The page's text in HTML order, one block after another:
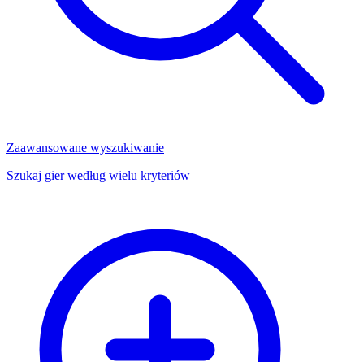
Zaawansowane wyszukiwanie
Szukaj gier według wielu kryteriów